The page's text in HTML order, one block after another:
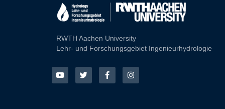
RWTH Aachen University
Lehr- und Forschungsgebiet Ingenieurhydrologie